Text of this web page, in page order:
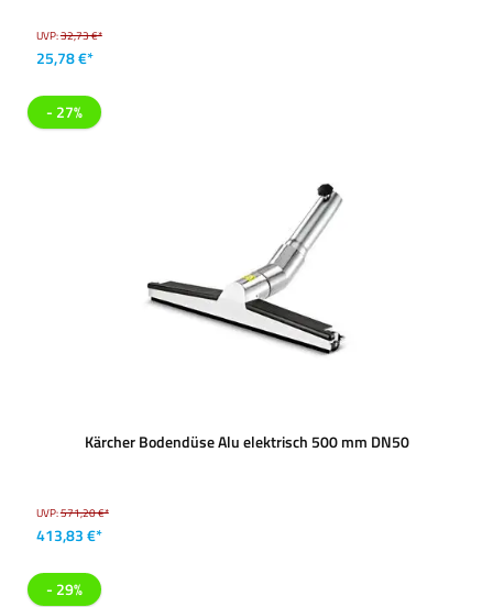
UVP:32,73 €*
25,78 €*
- 27%
Kärcher Bodendüse Alu elektrisch 500 mm DN50
UVP:571,20 €*
413,83 €*
- 29%